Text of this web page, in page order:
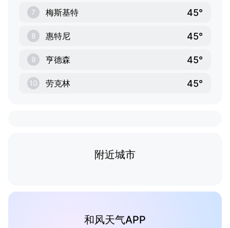
7 梅斯基特 45°
8 惠特尼 45°
9 亨德森 45°
10 劳克林 45°
附近城市
和风天气APP